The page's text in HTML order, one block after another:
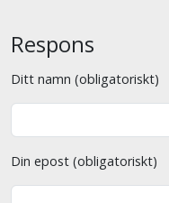
Respons
Ditt namn (obligatoriskt)
Din epost (obligatoriskt)